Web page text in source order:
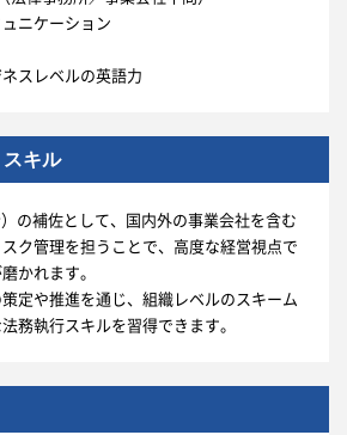
ニケーション
スレベルの英語力
スキル
の補佐として、国内外の事業会社を含む
ク管理を担うことで、高度な経営視点で
かれます。
定や推進を通じ、組織レベルのスキーム
務執行スキルを習得できます。